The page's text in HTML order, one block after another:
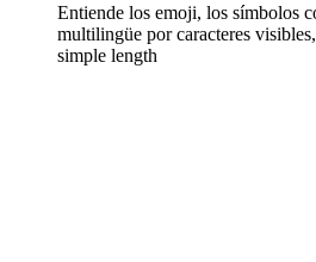
Entiende los emoji, los símbolos
multilingüe por caracteres
simple length